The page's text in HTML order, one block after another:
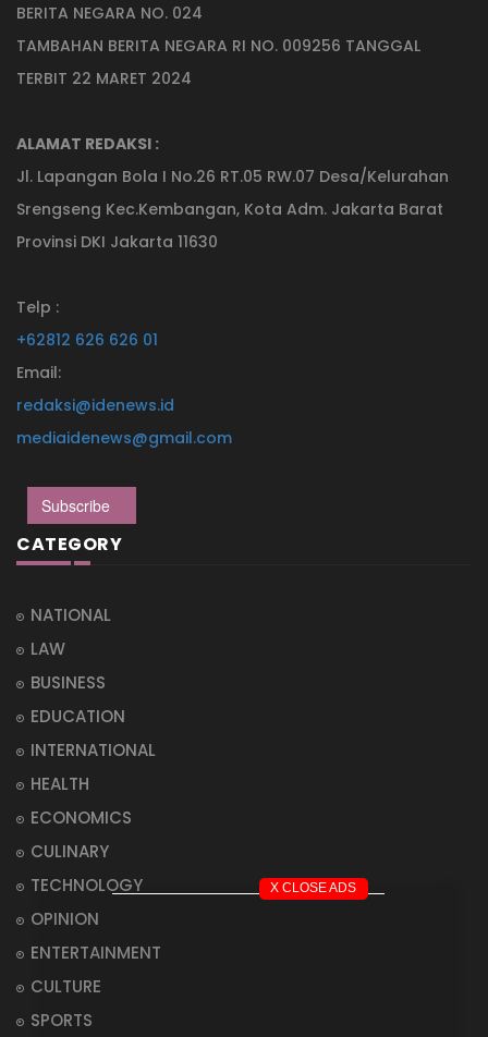
X CLOSE ADS
BERITA NEGARA NO. 024
TAMBAHAN BERITA NEGARA RI NO. 009256 TANGGAL
TERBIT 22 MARET 2024
ALAMAT REDAKSI :
Jl. Lapangan Bola I No.26 RT.05 RW.07 Desa/Kelurahan
Srengseng Kec.Kembangan, Kota Adm. Jakarta Barat
Provinsi DKI Jakarta 11630
Telp :
+62812 626 626 01
Email:
redaksi@idenews.id
mediaidenews@gmail.com
Subscribe
CATEGORY
NATIONAL
LAW
BUSINESS
EDUCATION
INTERNATIONAL
HEALTH
ECONOMICS
CULINARY
TECHNOLOGY
OPINION
ENTERTAINMENT
CULTURE
SPORTS